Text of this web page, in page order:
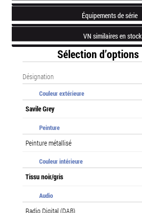
Équipements de série
VN similaires en stock
Sélection d’options
Désignation
Couleur extérieure
Savile Grey
Peinture
Peinture métallisé
Couleur intérieure
Tissu noir/gris
Audio
Radio Digital (DAB)